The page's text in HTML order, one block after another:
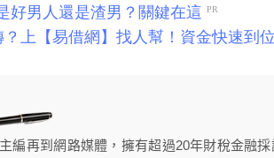
編再到網路媒體，擁有超過20年財稅金融